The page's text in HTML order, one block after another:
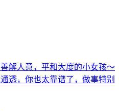
解人意，平和大度的小女孩～
透，你也太靠谱了，做事特别